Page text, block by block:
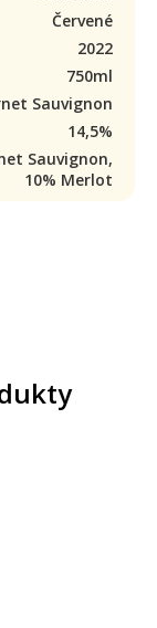
Červené
2022
750ml
Sauvignon
14,5%
Sauvignon,
10% Merlot